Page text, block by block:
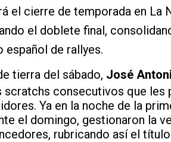
el cierre de temporada en La
el doblete final,
español de rallyes.
tierra del sábado, José
consecutivos que les
Ya en la noche de la
el domingo, gestionaron la
rubricando así el